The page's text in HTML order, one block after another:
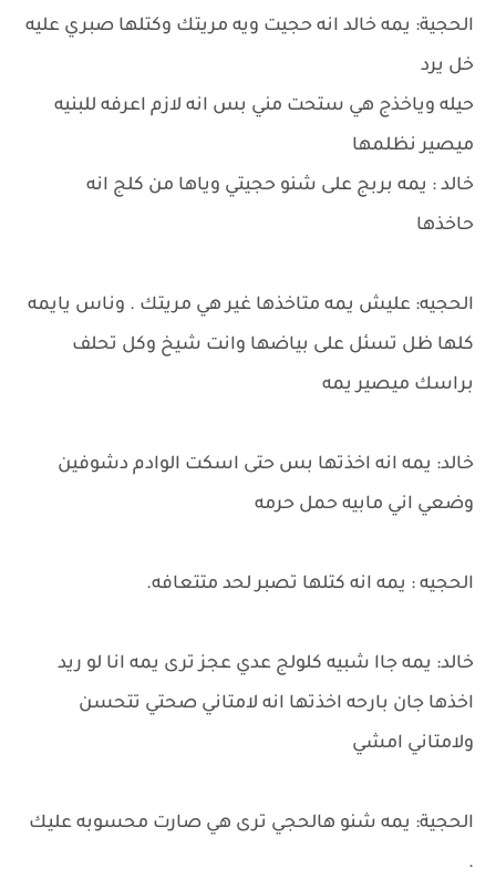
الحجية: يمه خالد انه حجيت ويه مريتك وكتلها صبري عليه
خل يرد
حيله وياخذج هي ستحت مني بس انه لازم اعرفه للبنيه
ميصير نظلمها
خالد : يمه بربج على شنو حجيتي وياها من كلج انه
حاخذها
الحجيه: عليش يمه متاخذها غير هي مريتك . وناس يايمه
كلها ظل تسئل على بياضها وانت شيخ وكل تحلف
براسك ميصير يمه
خالد: يمه انه اخذتها بس حتى اسكت الوادم دشوفين
وضعي اني مابيه حمل حرمه
الحجيه : يمه انه كتلها تصبر لحد متتعافه.
خالد: يمه جاا شبيه كلولج عدي عجز ترى يمه انا لو ريد
اخذها جان بارحه اخذتها انه لامتاني صحتي تتحسن
ولامتاني امشي
الحجية: يمه شنو هالحجي ترى هي صارت محسوبه عليك
.